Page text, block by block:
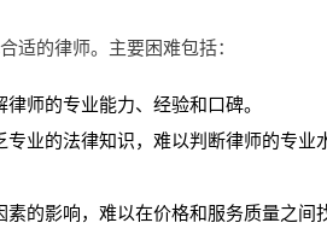
适的律师。主要困难包括：
师的专业能力、经验和口碑。
业的法律知识，难以判断律师的专业
的影响，难以在价格和服务质量之间